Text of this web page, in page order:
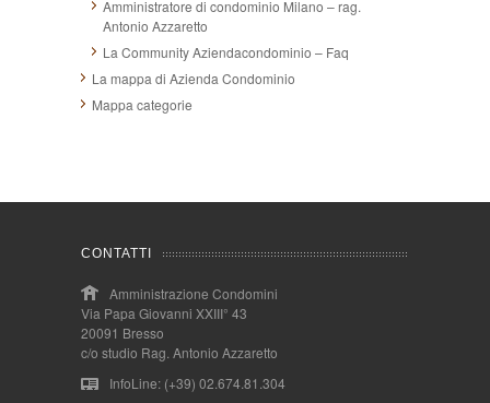
Amministratore di condominio Milano – rag.
Antonio Azzaretto
La Community Aziendacondominio – Faq
La mappa di Azienda Condominio
Mappa categorie
CONTATTI
Amministrazione Condomini
Via Papa Giovanni XXIII° 43
20091 Bresso
c/o studio Rag. Antonio Azzaretto
InfoLine: (+39) 02.674.81.304